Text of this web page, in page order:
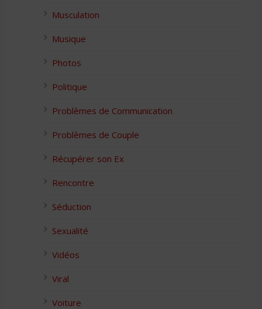
Musculation
Musique
Photos
Politique
Problèmes de Communication
Problèmes de Couple
Récupérer son Ex
Rencontre
Séduction
Sexualité
Vidéos
Viral
Voiture